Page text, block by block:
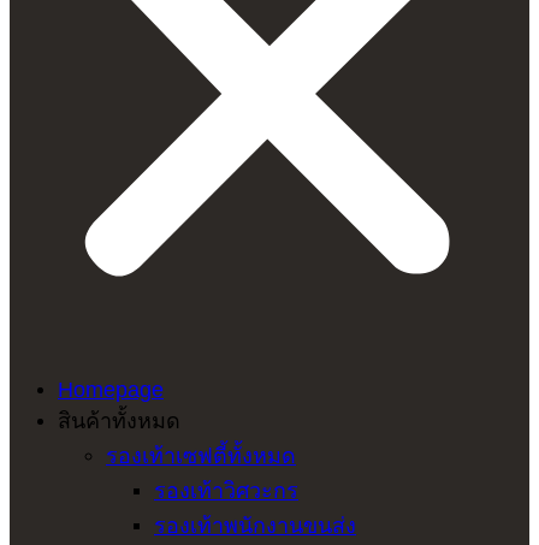
Homepage
สินค้าทั้งหมด
รองเท้าเซฟตี้ทั้งหมด
รองเท้าวิศวะกร
รองเท้าพนักงานขนส่ง